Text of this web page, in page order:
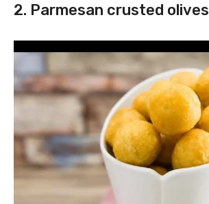
2. Parmesan crusted olives